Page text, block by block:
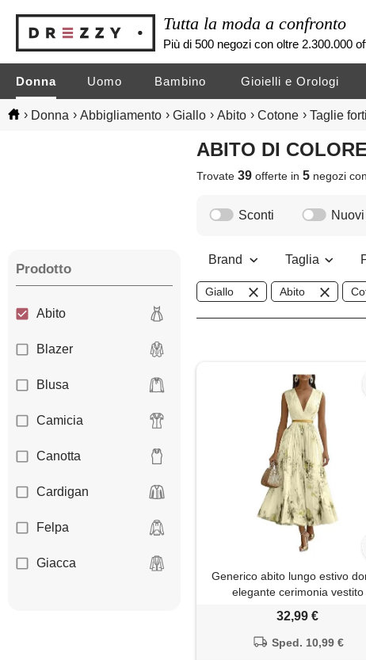
Tutta la moda a confronto
Più di 500 negozi con oltre 2.300.000
Donna Uomo Bambino Gioielli e Orologi
› Donna › Abbigliamento › Giallo › Abito › Cotone › Taglie forti
ABITO DI
Trovate39 offerte in5 negozi
Prodotto
Abito
Blazer
Blusa
Camicia
Canotta
Cardigan
Felpa
Giacca
Sconti
Brand Taglia
Giallo Abito
Generico abito lungo estivo
elegante cerimonia vestito
matrimonio invitata primavera
chic chiffon scollo a v sexy
taglie forti curvy lino cotone
32,99 €
Sped. 10,99 €